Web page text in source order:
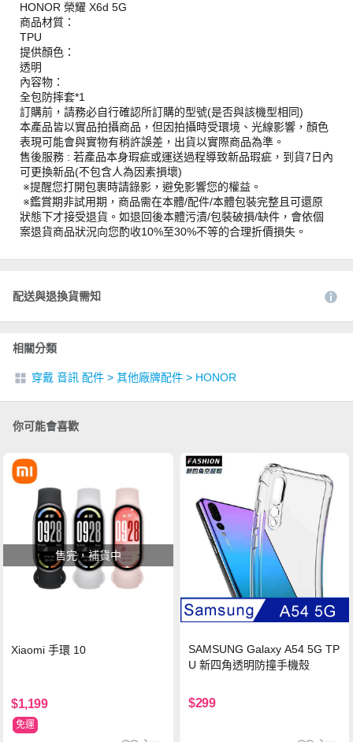
HONOR 榮耀 X6d 5G
商品材質：
TPU
提供顏色：
透明
內容物：
全包防摔套*1
訂購前，請務必自行確認所訂購的型號(是否與該機型相同)
本產品皆以實品拍攝商品，但因拍攝時受環境、光線影響，顏色
表現可能會與實物有稍許誤差，出貨以實際商品為準。
售後服務 : 若產品本身瑕疵或運送過程導致新品瑕疵，到貨7日內
可更換新品(不包含人為因素損壞)
※提醒您打開包裹時請錄影，避免影響您的權益。
※鑑賞期非試用期，商品需在本體/配件/本體包裝完整且可還原
狀態下才接受退貨。如退回後本體污漬/包裝破損/缺件，會依個
案退貨商品狀況向您酌收10%至30%不等的合理折價損失。
配送與退換貨需知
相關分類
穿戴 音訊 配件 > 其他廠牌配件 > HONOR
你可能會喜歡
售完，補貨中
Xiaomi 手環 10
$1,199
免運
SAMSUNG Galaxy A54 5G TP
U 新四角透明防撞手機殼
$299